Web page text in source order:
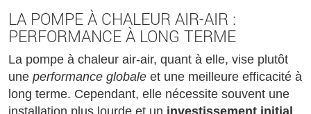
LA POMPE À CHALEUR AIR-AIR :
PERFORMANCE À LONG TERME
La pompe à chaleur air-air, quant à elle, vise plutôt
une performance globale et une meilleure efficacité à
long terme. Cependant, elle nécessite souvent une
installation plus lourde et un investissement initial